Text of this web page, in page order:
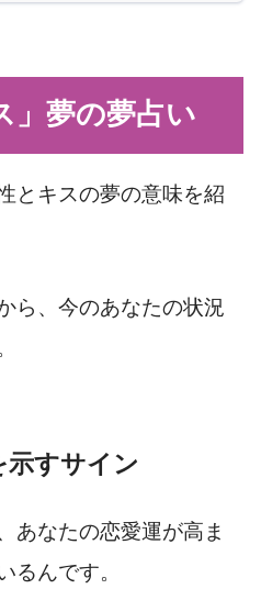
」夢の夢占い
とキスの夢の意味を紹
ら、今のあなたの状況
示すサイン
あなたの恋愛運が高ま
るんです。